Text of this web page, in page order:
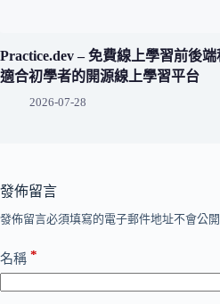
Practice.dev – 免費線上學習前後
適合初學者的開源線上學習平台
2026-07-28
發佈留言
發佈留言必須填寫的電子郵件地址不會公開
名稱 *